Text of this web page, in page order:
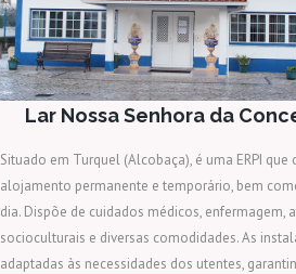
Lar Nossa Senhora da
Situado em Turquel (Alcobaça), é uma ERPI que
alojamento permanente e temporário, bem
dia. Dispõe de cuidados médicos, enfermagem,
socioculturais e diversas comodidades. As
adaptadas às necessidades dos utentes,